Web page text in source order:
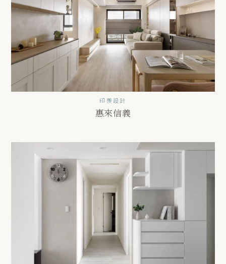
印羨設計
惠來信義